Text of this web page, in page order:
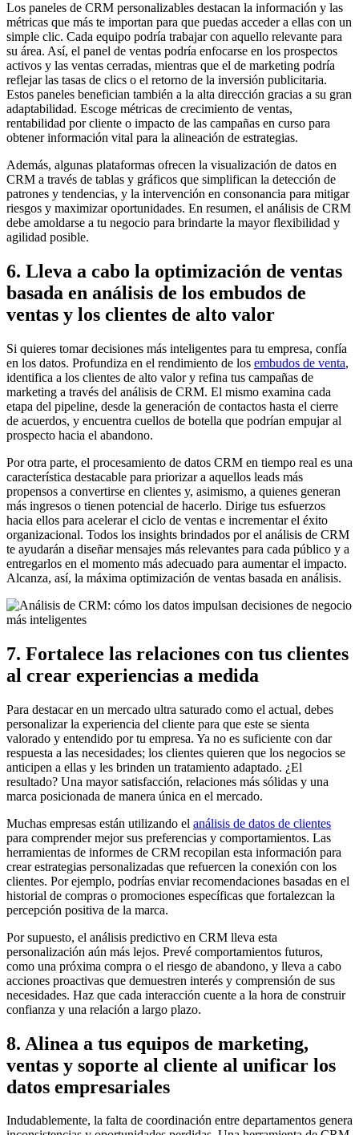
Los paneles de CRM personalizables destacan la información y las
métricas que más te importan para que puedas acceder a ellas con un
simple clic. Cada equipo podría trabajar con aquello relevante para
su área. Así, el panel de ventas podría enfocarse en los prospectos
activos y las ventas cerradas, mientras que el de marketing podría
reflejar las tasas de clics o el retorno de la inversión publicitaria.
Estos paneles benefician también a la alta dirección gracias a su gran
adaptabilidad. Escoge métricas de crecimiento de ventas,
rentabilidad por cliente o impacto de las campañas en curso para
obtener información vital para la alineación de estrategias.
Además, algunas plataformas ofrecen la visualización de datos en
CRM a través de tablas y gráficos que simplifican la detección de
patrones y tendencias, y la intervención en consonancia para mitigar
riesgos y maximizar oportunidades. En resumen, el análisis de CRM
debe amoldarse a tu negocio para brindarte la mayor flexibilidad y
agilidad posible.
6. Lleva a cabo la optimización de ventas
basada en análisis de los embudos de
ventas y los clientes de alto valor
Si quieres tomar decisiones más inteligentes para tu empresa, confía
en los datos. Profundiza en el rendimiento de los embudos de venta,
identifica a los clientes de alto valor y refina tus campañas de
marketing a través del análisis de CRM. El mismo examina cada
etapa del pipeline, desde la generación de contactos hasta el cierre
de acuerdos, y encuentra cuellos de botella que podrían empujar al
prospecto hacia el abandono.
Por otra parte, el procesamiento de datos CRM en tiempo real es una
característica destacable para priorizar a aquellos leads más
propensos a convertirse en clientes y, asimismo, a quienes generan
más ingresos o tienen potencial de hacerlo. Dirige tus esfuerzos
hacia ellos para acelerar el ciclo de ventas e incrementar el éxito
organizacional. Todos los insights brindados por el análisis de CRM
te ayudarán a diseñar mensajes más relevantes para cada público y a
entregarlos en el momento más adecuado para aumentar el impacto.
Alcanza, así, la máxima optimización de ventas basada en análisis.
7. Fortalece las relaciones con tus clientes
al crear experiencias a medida
Para destacar en un mercado ultra saturado como el actual, debes
personalizar la experiencia del cliente para que este se sienta
valorado y entendido por tu empresa. Ya no es suficiente con dar
respuesta a las necesidades; los clientes quieren que los negocios se
anticipen a ellas y les brinden un tratamiento adaptado. ¿El
resultado? Una mayor satisfacción, relaciones más sólidas y una
marca posicionada de manera única en el mercado.
Muchas empresas están utilizando el análisis de datos de clientes
para comprender mejor sus preferencias y comportamientos. Las
herramientas de informes de CRM recopilan esta información para
crear estrategias personalizadas que refuercen la conexión con los
clientes. Por ejemplo, podrías enviar recomendaciones basadas en el
historial de compras o promociones específicas que fortalezcan la
percepción positiva de la marca.
Por supuesto, el análisis predictivo en CRM lleva esta
personalización aún más lejos. Prevé comportamientos futuros,
como una próxima compra o el riesgo de abandono, y lleva a cabo
acciones proactivas que demuestren interés y comprensión de sus
necesidades. Haz que cada interacción cuente a la hora de construir
confianza y una relación a largo plazo.
8. Alinea a tus equipos de marketing,
ventas y soporte al cliente al unificar los
datos empresariales
Indudablemente, la falta de coordinación entre departamentos genera